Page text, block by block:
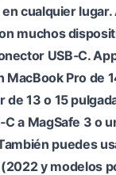
cualquier lugar.
muchos
USB‑C.
MacBook Pro de
de 13 o 15
a MagSafe 3 o
puedes
y modelos